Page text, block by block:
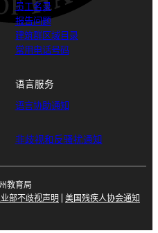
员工名录
报告问题
建筑群区域目录
常用电话号码
语言服务
语言协助通知
非歧视和反骚扰通知
教育局
部不歧视声明 美国残疾人协会通知